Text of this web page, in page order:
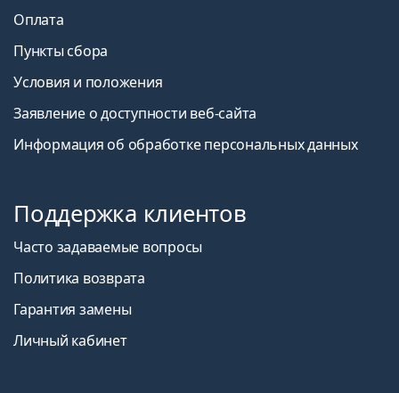
Оплата
Пункты сбора
Условия и положения
Заявление о доступности веб-сайта
Информация об обработке персональных данных
Поддержка клиентов
Часто задаваемые вопросы
Политика возврата
Гарантия замены
Личный кабинет